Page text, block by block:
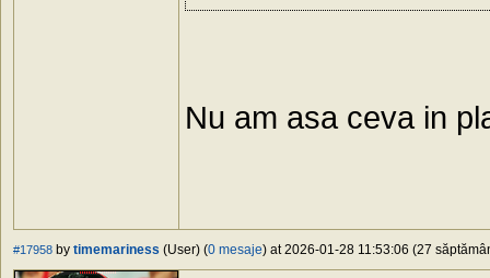
Nu am asa ceva in
#17958 by timemariness (User) (0 mesaje) at 2026-01-28 11:53:06 (27